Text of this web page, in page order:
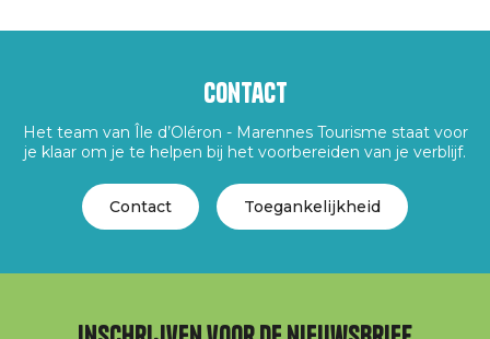
Contact
Het team van Île d’Oléron - Marennes Tourisme staat voor
je klaar om je te helpen bij het voorbereiden van je verblijf.
Contact Toegankelijkheid